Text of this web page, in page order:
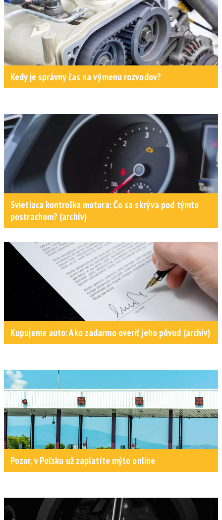
Kedy je správny čas na výmenu rozvodov?
Svietiaca kontrolka motora: Čo sa skrýva pod týmto
postrachom? (archív)
Kupujeme auto: Ako zadarmo overiť jeho pôvod (archív)
Pozor, v Poľsku už zaplatíte mýto online